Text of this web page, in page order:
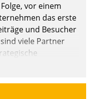
vor einem
das erste
und Besucher
viele Partner